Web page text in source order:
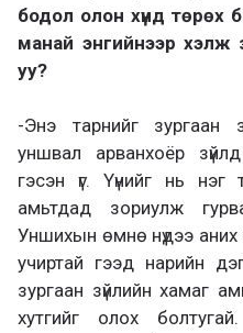
бодол олон хүнд төрөх
манай энгийнээр
уу?
-Энэ тарнийг зургаан
уншвал арванхоёр
гэсэн үг. Үүнийг нь
амьтдад зориулж
Уншихын өмнө нүдээ аних
учиртай гээд нарийн
зургаан зүйлийн хамаг
хутгийг олох